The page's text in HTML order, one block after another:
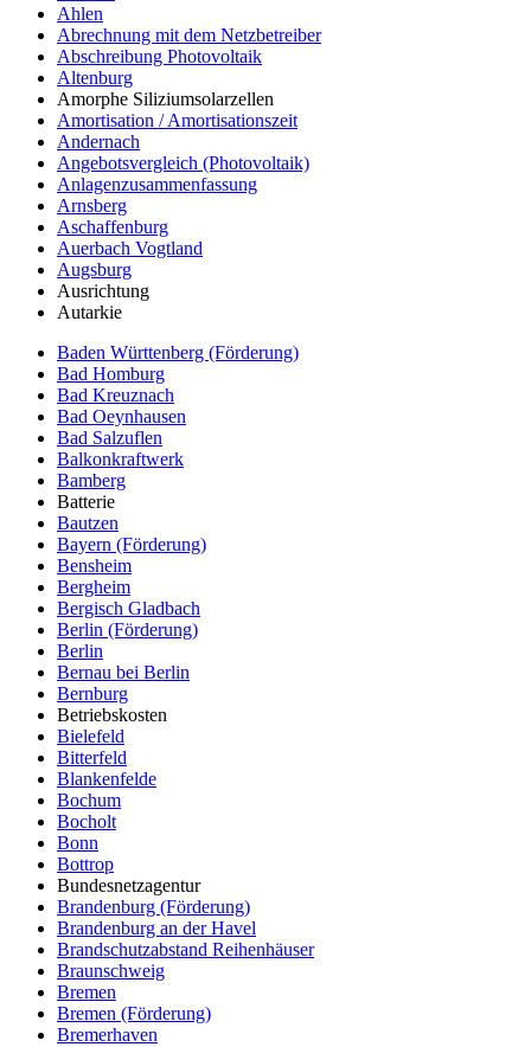
Ahlen
Abrechnung mit dem Netzbetreiber
Abschreibung Photovoltaik
Altenburg
Amorphe Siliziumsolarzellen
Amortisation / Amortisationszeit
Andernach
Angebotsvergleich (Photovoltaik)
Anlagenzusammenfassung
Arnsberg
Aschaffenburg
Auerbach Vogtland
Augsburg
Ausrichtung
Autarkie
Baden Württenberg (Förderung)
Bad Homburg
Bad Kreuznach
Bad Oeynhausen
Bad Salzuflen
Balkonkraftwerk
Bamberg
Batterie
Bautzen
Bayern (Förderung)
Bensheim
Bergheim
Bergisch Gladbach
Berlin (Förderung)
Berlin
Bernau bei Berlin
Bernburg
Betriebskosten
Bielefeld
Bitterfeld
Blankenfelde
Bochum
Bocholt
Bonn
Bottrop
Bundesnetzagentur
Brandenburg (Förderung)
Brandenburg an der Havel
Brandschutzabstand Reihenhäuser
Braunschweig
Bremen
Bremen (Förderung)
Bremerhaven